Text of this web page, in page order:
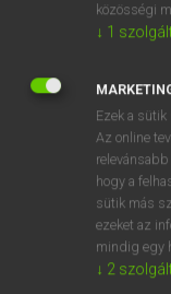
Nincs
díjmentes
közösségi
↓ 1
Ezek a sütik
Az online
hogy a
sütik más
ezeket az
mindig egy
↓ 2